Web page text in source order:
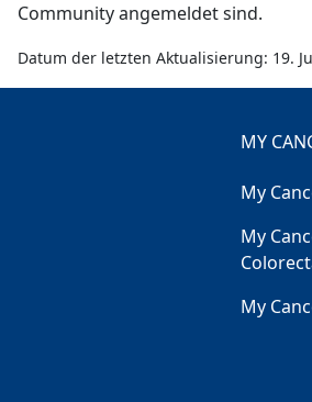
Community angemeldet sind.
Datum der letzten Aktualisierung: 19.
MY
My
My
My